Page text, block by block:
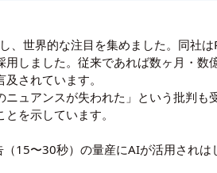
世界的な注目を集めました。同社
しました。従来であれば数ヶ月・数
されています。
ュアンスが失われた」という批判も
を示しています。
15〜30秒）の量産にAIが活用され